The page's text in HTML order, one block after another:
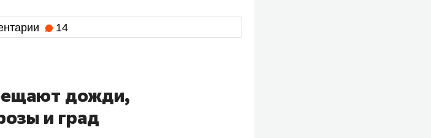
14
дожди,
и град